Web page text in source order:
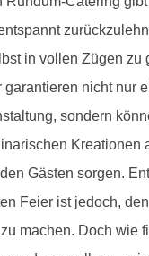
in vollen Zügen zu
garantieren nicht nur
sondern
Kreationen
Gästen sorgen.
Feier ist jedoch,
machen. Doch wie